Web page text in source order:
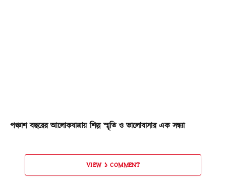
পঞ্চাশ বছরের আলোকযাত্রায় শিল্প স্মৃতি ও ভালোবাসার এক সন্ধ্যা
VIEW ১ COMMENT